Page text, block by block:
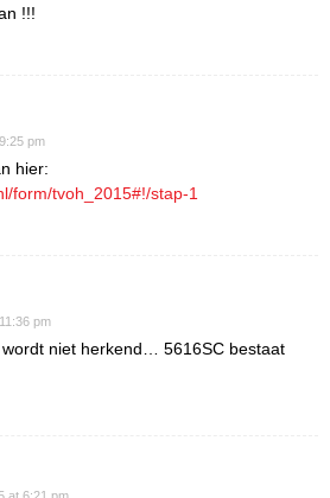
!!!
pm
hier:
form/tvoh_2015#!/stap-1
pm
niet herkend… 5616SC bestaat